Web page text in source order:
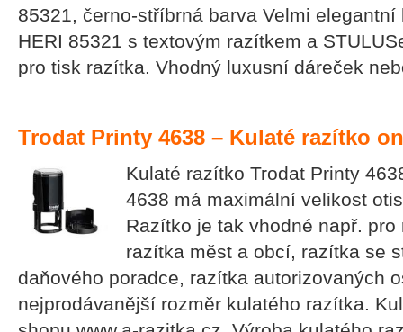
85321, černo-stříbrná barva Velmi
HERI 85321 s textovým razítkem a
pro tisk razítka. Vhodný luxusní dáreček
Trodat Printy 4638 – Kulaté razítko
Kulaté razítko Trodat Printy
4638 má maximální velikost
Razítko je tak vhodné např. pro
razítka měst a obcí, razítka se
daňového poradce, razítka autorizovaných
nejprodávanější rozměr kulatého razítka.